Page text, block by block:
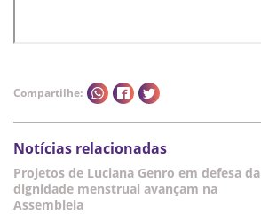
Compartilhe:
Notícias relacionadas
Projetos de Luciana Genro em defesa da
dignidade menstrual avançam na
Assembleia